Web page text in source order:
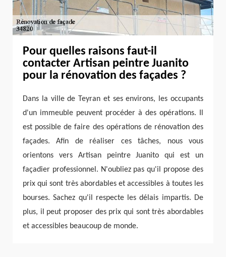
Pour quelles raisons faut-il
contacter Artisan peintre Juanito
pour la rénovation des façades ?
Dans la ville de Teyran et ses environs, les occupants
d'un immeuble peuvent procéder à des opérations. Il
est possible de faire des opérations de rénovation des
façades. Afin de réaliser ces tâches, nous vous
orientons vers Artisan peintre Juanito qui est un
façadier professionnel. N'oubliez pas qu'il propose des
prix qui sont très abordables et accessibles à toutes les
bourses. Sachez qu'il respecte les délais impartis. De
plus, il peut proposer des prix qui sont très abordables
et accessibles beaucoup de monde.